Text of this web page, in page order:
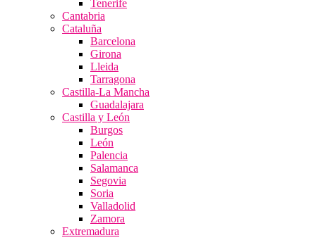
Tenerife
Cantabria
Cataluña
Barcelona
Girona
Lleida
Tarragona
Castilla-La Mancha
Guadalajara
Castilla y León
Burgos
León
Palencia
Salamanca
Segovia
Soria
Valladolid
Zamora
Extremadura